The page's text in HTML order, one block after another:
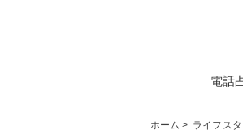
電話
ホーム ライフス